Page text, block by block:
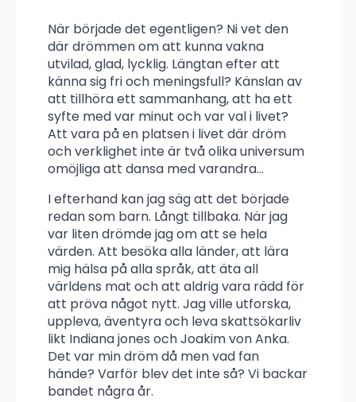
När började det egentligen? Ni vet den
där drömmen om att kunna vakna
utvilad, glad, lycklig. Längtan efter att
känna sig fri och meningsfull? Känslan av
att tillhöra ett sammanhang, att ha ett
syfte med var minut och var val i livet?
Att vara på en platsen i livet där dröm
och verklighet inte är två olika universum
omöjliga att dansa med varandra…
I efterhand kan jag säg att det började
redan som barn. Långt tillbaka. När jag
var liten drömde jag om att se hela
värden. Att besöka alla länder, att lära
mig hälsa på alla språk, att äta all
världens mat och att aldrig vara rädd för
att pröva något nytt. Jag ville utforska,
uppleva, äventyra och leva skattsökarliv
likt Indiana jones och Joakim von Anka.
Det var min dröm då men vad fan
hände? Varför blev det inte så? Vi backar
bandet några år.